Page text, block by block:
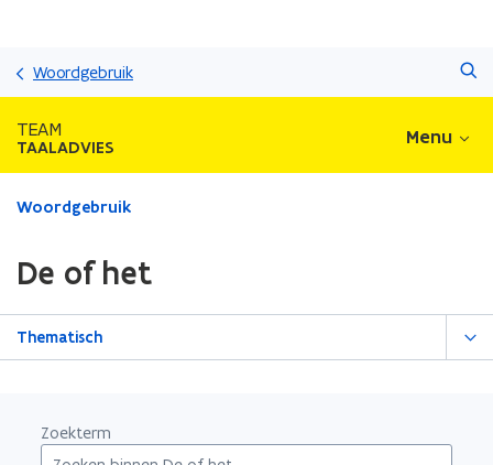
Woordgebruik
TEAM
TAALADVIES Menu
Gedaan
zich
op:
De
Woordgebruik
De of het
Thematisch
Zoekterm